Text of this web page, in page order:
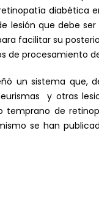
diabética
lesión que debe
facilitar su
de procesamiento
un sistema que,
y otras
temprano de
se han